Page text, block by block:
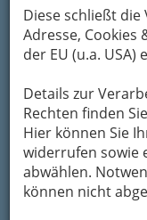
Diese schließt
Adresse,
der EU (u.a. USA)
Details zur
Rechten finden
Hier können Sie
widerrufen sowie
abwählen.
können nicht
Female Founders
Slowenien - Kroatien